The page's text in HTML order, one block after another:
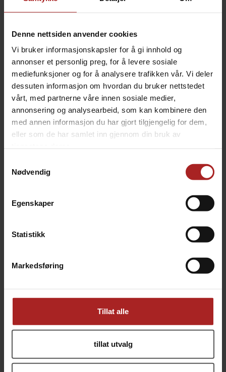
Denne nettsiden anvender cookies
Vi bruker informasjonskapsler for å gi innhold og
annonser et personlig preg, for å levere sosiale
mediefunksjoner og for å analysere trafikken vår. Vi deler
dessuten informasjon om hvordan du bruker nettstedet
vårt, med partnerne våre innen sosiale medier,
annonsering og analysearbeid, som kan kombinere den
med annen informasjon du har gjort tilgjengelig for dem,
eller som de har samlet inn gjennom din bruk av
Nødvendig
Egenskaper
Statistikk
Markedsføring
Tillat alle
tillat utvalg
beslag
Rotisserispyd i rustfritt stål med en diameter på
8 mm og en lengde på 64,5 cm
To gafler i rustfritt stål
T-håndtak i sort plast
Et beslag som holder rotisseristangen på plass i
motoren
Motoren kan trekke en balansert vekt på 5,5 kg
Alle deler er fremstilt i rustfritt stål og kan vaskes i
oppvaskmaskin – naturligvis med unntak av motoren.